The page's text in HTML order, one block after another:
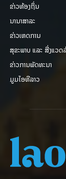
ຂ່າວທ້ອງຖິ່ນ
ນານາສາລະ
ຂ່າວເຫດການ
ສຸຂະພາບ ແລະ ສີ່ງແວ
ຂ່າວການພັດທະນາ
ມູມໄອທີລາວ